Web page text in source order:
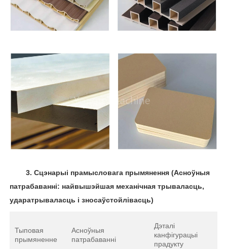
3. Сцэнарыі прамысловага прымянення (Асноўныя
патрабаванні: найвышэйшая механічная трываласць,
ударатрываласць і зносаўстойлівасць)
Тыповая
прымяненне
Асноўныя
патрабаванні
Дэталі
канфігурацыі
прадукту